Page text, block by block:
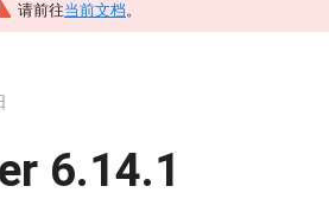
请前往当前文档。
6.14.1